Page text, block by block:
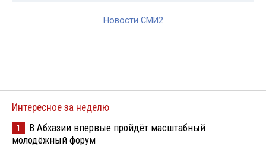
Новости СМИ2
Интересное за неделю
1
В Абхазии впервые пройдёт масштабный
молодёжный форум